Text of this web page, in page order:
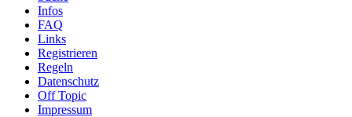
Infos
FAQ
Links
Registrieren
Regeln
Datenschutz
Off Topic
Impressum